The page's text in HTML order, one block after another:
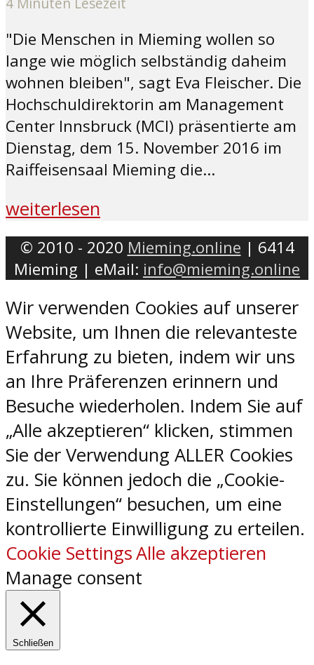
"Die Menschen in Mieming wollen so
lange wie möglich selbständig daheim
wohnen bleiben", sagt Eva Fleischer. Die
Hochschuldirektorin am Management
Center Innsbruck (MCI) präsentierte am
Dienstag, dem 15. November 2016 im
Raiffeisensaal Mieming die...
weiterlesen
© 2010 - 2020 Mieming.online | 6414
Mieming | eMail: info@mieming.online
Wir verwenden Cookies auf unserer
Website, um Ihnen die relevanteste
Erfahrung zu bieten, indem wir uns
an Ihre Präferenzen erinnern und
Besuche wiederholen. Indem Sie auf
„Alle akzeptieren“ klicken, stimmen
Sie der Verwendung ALLER Cookies
zu. Sie können jedoch die „Cookie-
Einstellungen“ besuchen, um eine
kontrollierte Einwilligung zu erteilen.
Cookie SettingsAlle akzeptieren
Manage consent
Schließen